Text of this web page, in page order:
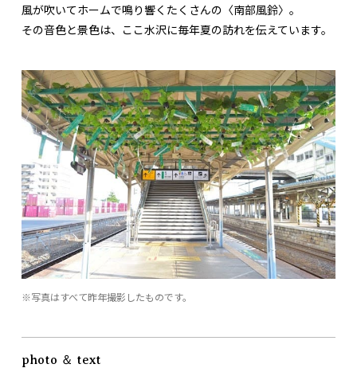
風が吹いてホームで鳴り響くたくさんの〈南部風鈴〉。
その音色と景色は、ここ水沢に毎年夏の訪れを伝えています。
※写真はすべて昨年撮影したものです。
photo ＆ text